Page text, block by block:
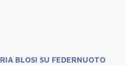
BLOSI SU FEDERNUOTO